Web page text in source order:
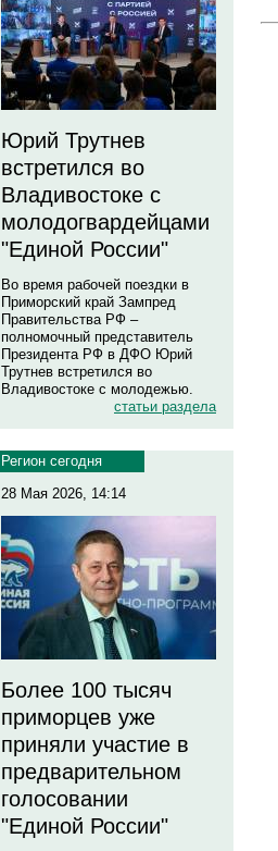
Юрий Трутнев
встретился во
Владивостоке с
молодогвардейцами
"Единой России"
Во время рабочей поездки в
Приморский край Зампред
Правительства РФ –
полномочный представитель
Президента РФ в ДФО Юрий
Трутнев встретился во
Владивостоке с молодежью.
статьи раздела
Регион сегодня
28 Мая 2026, 14:14
Более 100 тысяч
приморцев уже
приняли участие в
предварительном
голосовании
"Единой России"